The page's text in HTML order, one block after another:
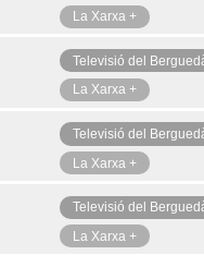
La Xarxa +
Televisió del
La Xarxa +
Televisió del
La Xarxa +
Televisió del
La Xarxa +